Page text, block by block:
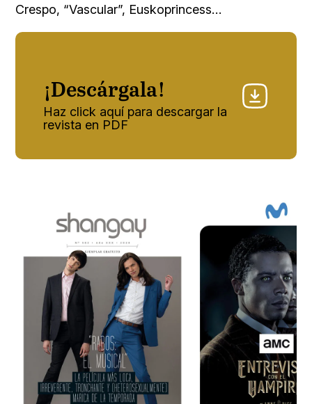
Crespo, “Vascular”, Euskoprincess…
¡Descárgala!
Haz click aquí para descargar la
revista en PDF